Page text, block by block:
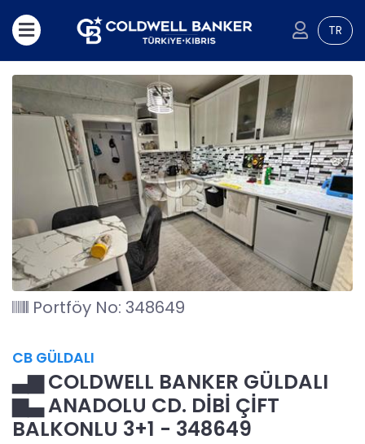
TR
Portföy No: 348649
CB GÜLDALI
▃▆ COLDWELL BANKER GÜLDALI
▆▃ ANADOLU CD. DİBİ ÇİFT
BALKONLU 3+1 - 348649